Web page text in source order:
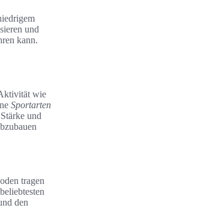
und
kann.
wie
Sportarten
und
tragen
den